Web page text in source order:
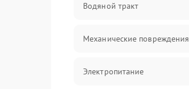
Водяной тракт
Механические повреждения
Электропитание